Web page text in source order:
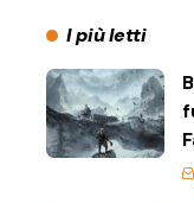
I più letti